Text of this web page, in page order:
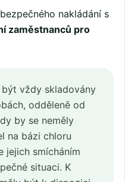
nakládání s
zaměstnanců pro
vždy skladovány
odděleně od
by se neměly
na bázi chloru
jejich smícháním
situaci. K